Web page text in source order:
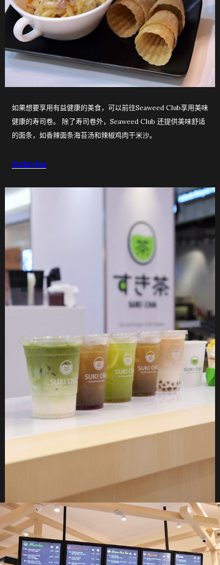
如果想要享用有益健康的美食，可以前往Seaweed Club享用美味
健康的寿司卷。 除了寿司卷外，Seaweed Club 还提供美味舒适
的面条，如香辣面条海苔汤和辣椒鸡肉干米沙。
Sukicha